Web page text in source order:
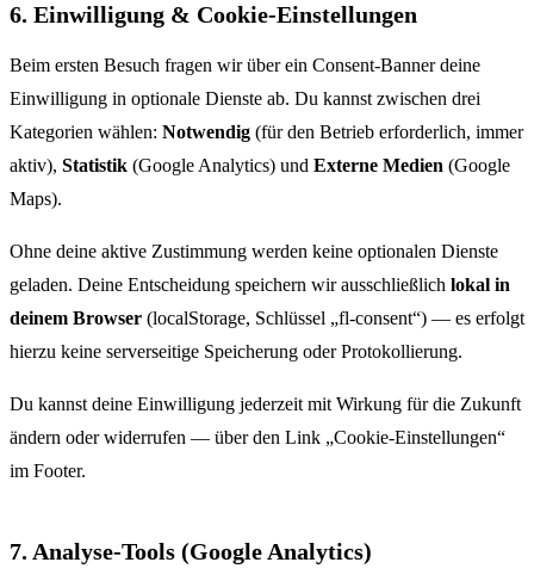
6. Einwilligung & Cookie-Einstellungen
Beim ersten Besuch fragen wir über ein Consent-Banner deine
Einwilligung in optionale Dienste ab. Du kannst zwischen drei
Kategorien wählen: Notwendig (für den Betrieb erforderlich, immer
aktiv), Statistik (Google Analytics) und Externe Medien (Google
Maps).
Ohne deine aktive Zustimmung werden keine optionalen Dienste
geladen. Deine Entscheidung speichern wir ausschließlich lokal in
deinem Browser (localStorage, Schlüssel „fl-consent“) — es erfolgt
hierzu keine serverseitige Speicherung oder Protokollierung.
Du kannst deine Einwilligung jederzeit mit Wirkung für die Zukunft
ändern oder widerrufen — über den Link „Cookie-Einstellungen“
im Footer.
7. Analyse-Tools (Google Analytics)